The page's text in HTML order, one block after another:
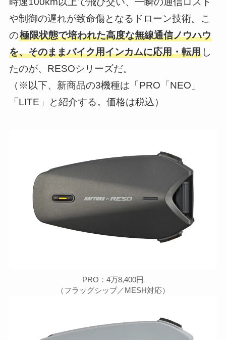
や制御の遅れが致命傷となるドローン技術。こ
の極限状態で培われた高度な無線通信ノウハウ
を、そのままバイク用インカムに応用・転用し
たのが、RESOシリーズだ。
（※以下、新商品の3機種は「PRO「NEO」
「LITE」と紹介する。価格は税込）
PRO：4万8,400円
（フラッグシップ／MESH対応）